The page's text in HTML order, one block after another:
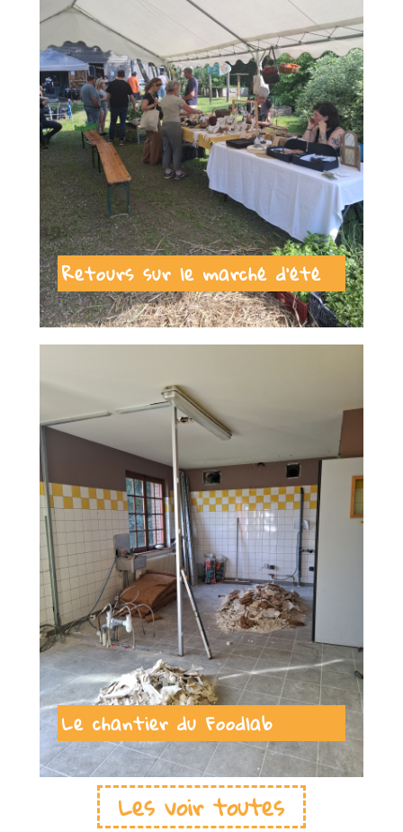
Retours sur le marché d’été
Le chantier du Foodlab
Les voir toutes